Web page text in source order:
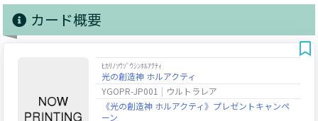
カード概要
ﾋｶﾘﾉｿｳｿﾞｳｼﾝﾎﾙｱｸﾃｨ
光の創造神 ホルアクティ
YGOPR-JP001
ウルトラレア
《光の創造神 ホルアクティ》プレゼントキャンペ
ーン